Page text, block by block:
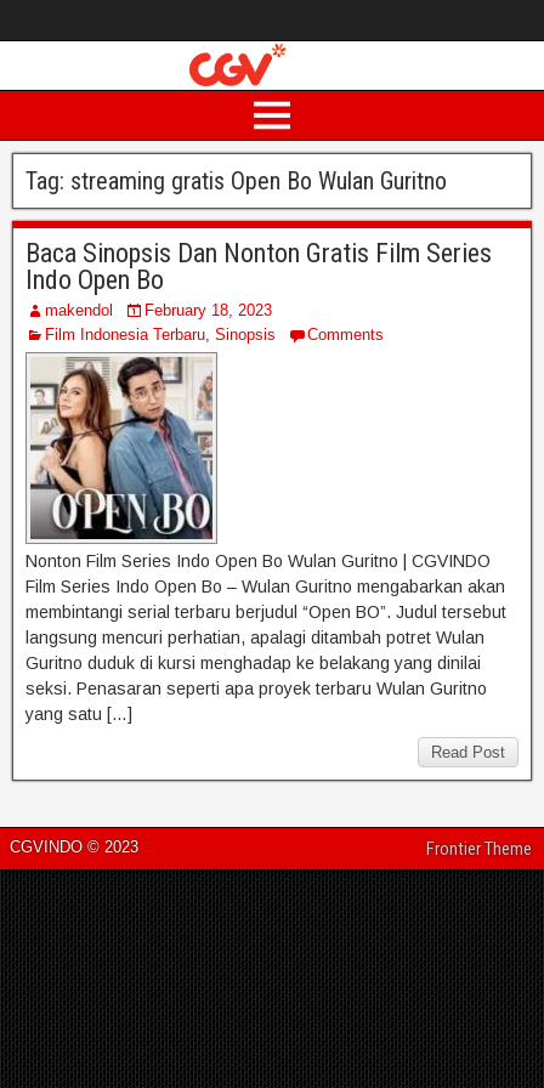
Tag: streaming gratis Open Bo Wulan Guritno
Baca Sinopsis Dan Nonton Gratis Film Series
Indo Open Bo
makendol
February 18, 2023
Film Indonesia Terbaru, Sinopsis Comments
Nonton Film Series Indo Open Bo Wulan Guritno | CGVINDO
Film Series Indo Open Bo – Wulan Guritno mengabarkan akan
membintangi serial terbaru berjudul “Open BO”. Judul tersebut
langsung mencuri perhatian, apalagi ditambah potret Wulan
Guritno duduk di kursi menghadap ke belakang yang dinilai
seksi. Penasaran seperti apa proyek terbaru Wulan Guritno
yang satu […]
Read Post
CGVINDO © 2023 Frontier Theme